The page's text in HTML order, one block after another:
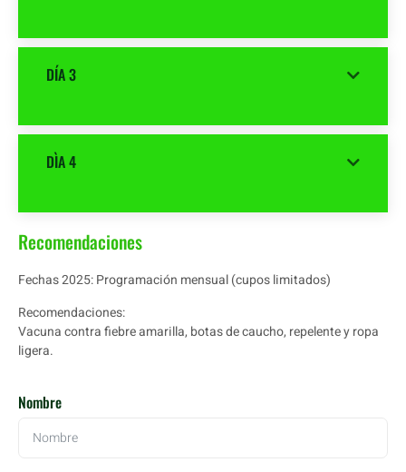
DÍA 3
DÌA 4
Recomendaciones
Fechas 2025:Programación mensual (cupos limitados)
Recomendaciones:
Vacuna contra fiebre amarilla, botas de caucho, repelente y ropa
ligera.
Nombre